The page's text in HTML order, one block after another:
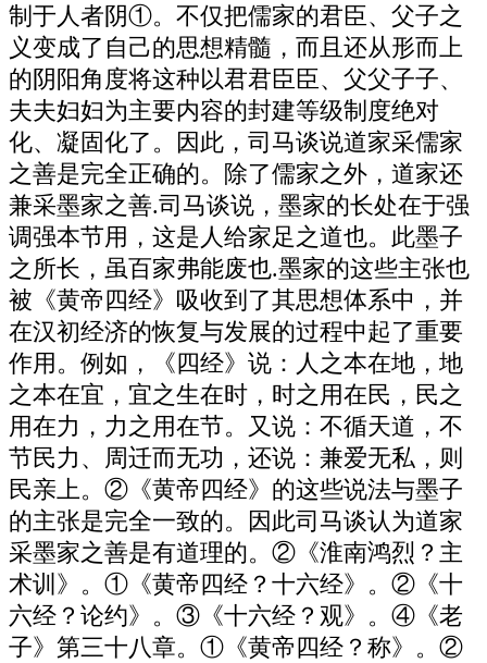
制于人者阴①。不仅把儒家的君臣、父子之
义变成了自己的思想精髓，而且还从形而上
的阴阳角度将这种以君君臣臣、父父子子、
夫夫妇妇为主要内容的封建等级制度绝对
化、凝固化了。因此，司马谈说道家采儒家
之善是完全正确的。除了儒家之外，道家还
兼采墨家之善.司马谈说，墨家的长处在于强
调强本节用，这是人给家足之道也。此墨子
之所长，虽百家弗能废也.墨家的这些主张也
被《黄帝四经》吸收到了其思想体系中，并
在汉初经济的恢复与发展的过程中起了重要
作用。例如，《四经》说：人之本在地，地
之本在宜，宜之生在时，时之用在民，民之
用在力，力之用在节。又说：不循天道，不
节民力、周迁而无功，还说：兼爱无私，则
民亲上。②《黄帝四经》的这些说法与墨子
的主张是完全一致的。因此司马谈认为道家
采墨家之善是有道理的。②《淮南鸿烈？主
术训》。①《黄帝四经？十六经》。②《十
六经？论约》。③《十六经？观》。④《老
子》第三十八章。①《黄帝四经？称》。②